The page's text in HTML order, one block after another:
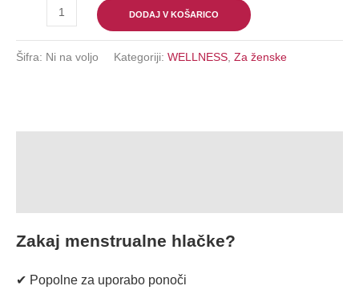
DODAJ V KOŠARICO
Šifra: Ni na voljo Kategoriji: WELLNESS Za ženske
Zakaj menstrualne hlačke?
✔ Popolne za uporabo ponoči